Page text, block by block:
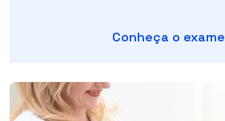
Conheça o exame